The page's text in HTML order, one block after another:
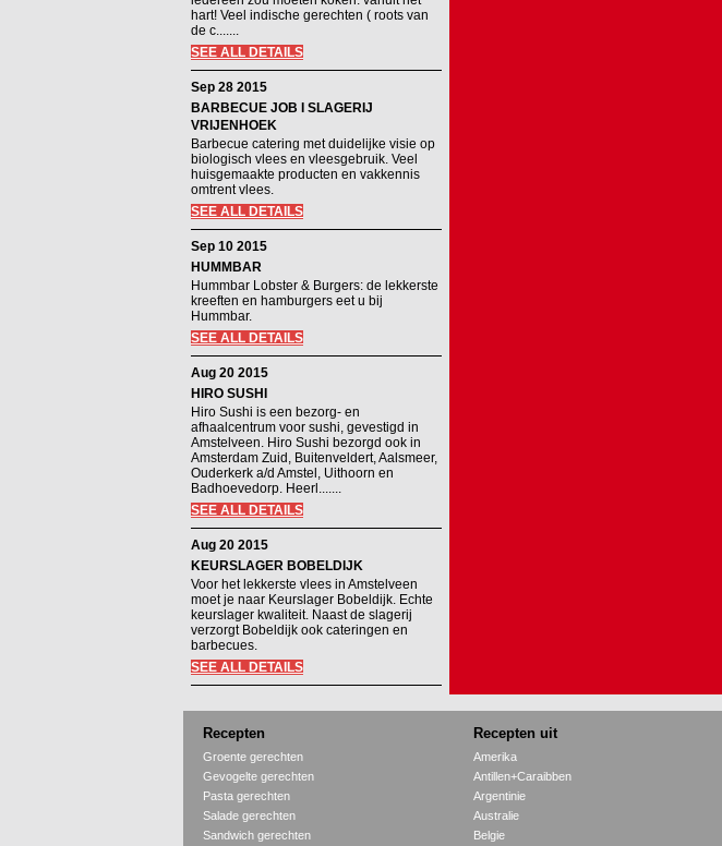
hart! Veel indische gerechten ( roots van
de c.......
SEE ALL DETAILS
Sep 28 2015
BARBECUE JOB I SLAGERIJ
VRIJENHOEK
Barbecue catering met duidelijke visie op
biologisch vlees en vleesgebruik. Veel
huisgemaakte producten en vakkennis
omtrent vlees.
SEE ALL DETAILS
Sep 10 2015
HUMMBAR
Hummbar Lobster & Burgers: de lekkerste
kreeften en hamburgers eet u bij
Hummbar.
SEE ALL DETAILS
Aug 20 2015
HIRO SUSHI
Hiro Sushi is een bezorg- en
afhaalcentrum voor sushi, gevestigd in
Amstelveen. Hiro Sushi bezorgd ook in
Amsterdam Zuid, Buitenveldert, Aalsmeer,
Ouderkerk a/d Amstel, Uithoorn en
Badhoevedorp. Heerl.......
SEE ALL DETAILS
Aug 20 2015
KEURSLAGER BOBELDIJK
Voor het lekkerste vlees in Amstelveen
moet je naar Keurslager Bobeldijk. Echte
keurslager kwaliteit. Naast de slagerij
verzorgt Bobeldijk ook cateringen en
barbecues.
SEE ALL DETAILS
Recepten Recepten uit
Groente gerechten
Gevogelte gerechten
Pasta gerechten
Salade gerechten
Sandwich gerechten
Amerika
Antillen+Caraibben
Argentinie
Australie
Belgie